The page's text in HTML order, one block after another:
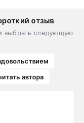
отзыв
выбрать следующую
автора